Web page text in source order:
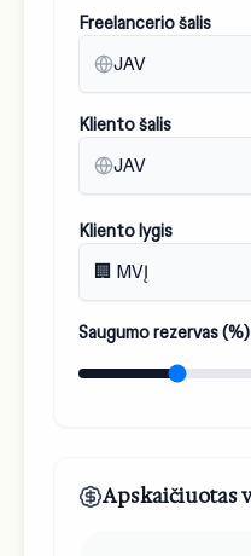
Freelancerio šalis
JAV
Kliento šalis
JAV
Kliento lygis
🏢 MVĮ
Saugumo rezervas (%)
Apskaičiuotas